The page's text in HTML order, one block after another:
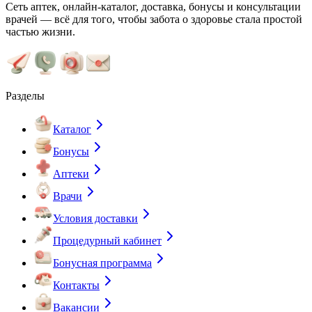
Сеть аптек, онлайн-каталог, доставка, бонусы и консультации
врачей — всё для того, чтобы забота о здоровье стала простой
частью жизни.
Разделы
Каталог
Бонусы
Аптеки
Врачи
Условия доставки
Процедурный кабинет
Бонусная программа
Контакты
Вакансии